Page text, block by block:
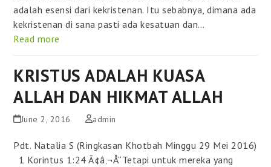
adalah esensi dari kekristenan. Itu sebabnya, dimana ada
kekristenan di sana pasti ada kesatuan dan…
Read more
KRISTUS ADALAH KUASA
ALLAH DAN HIKMAT ALLAH
June 2, 2016 admin
Pdt. Natalia S (Ringkasan Khotbah Minggu 29 Mei 2016)
1 Korintus 1:24 Ã¢â‚¬Å“Tetapi untuk mereka yang